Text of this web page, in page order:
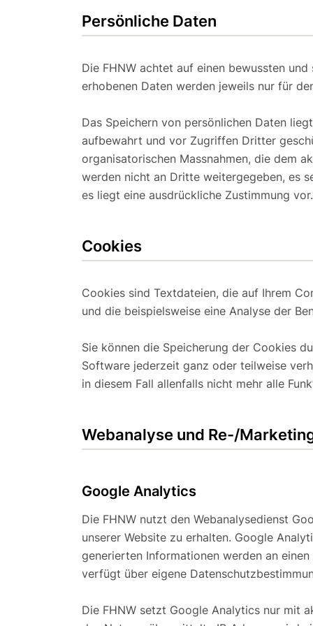
Persönliche Daten
Die FHNW achtet auf einen bewussten
erhobenen Daten werden jeweils nur für
Das Speichern von persönlichen Daten
aufbewahrt und vor Zugriffen Dritter
organisatorischen Massnahmen, die dem
werden nicht an Dritte weitergegeben, es
es liegt eine ausdrückliche Zustimmung vor.
Cookies
Cookies sind Textdateien, die auf Ihrem
und die beispielsweise eine Analyse der
Sie können die Speicherung der Cookies
Software jederzeit ganz oder teilweise
in diesem Fall allenfalls nicht mehr alle
Webanalyse und Re-/
Google Analytics
Die FHNW nutzt den Webanalysedienst
unserer Website zu erhalten. Google
generierten Informationen werden an
verfügt über eigene
Die FHNW setzt Google Analytics nur mit